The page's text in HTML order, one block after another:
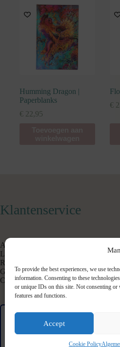
To provide the best experiences, we use
information. Consenting to these
or unique IDs on this site. Not consenting
features and functions.
Accept
Cookie Policy
Humming Dragon |
Paperblanks
€ 22,95
€
Klantenservice
Algemene Voorwaarden
Levertijd & Verzendkosten
Retourneren
Garantie & Klachten
Contact